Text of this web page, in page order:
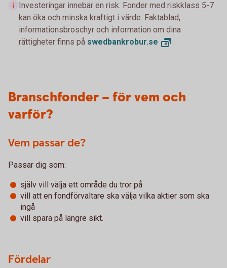
Investeringar innebär en risk. Fonder med riskklass 5-7
kan öka och minska kraftigt i värde. Faktablad,
informationsbroschyr och information om dina
rättigheter finns på swedbankrobur.se .
Branschfonder – för vem och
varför?
Vem passar de?
Passar dig som:
själv vill välja ett område du tror på
vill att en fondförvaltare ska välja vilka aktier som ska
ingå
vill spara på längre sikt.
Fördelar